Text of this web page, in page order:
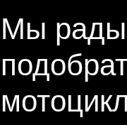
Мы рады